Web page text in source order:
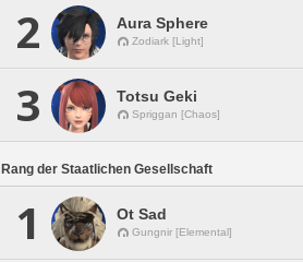
2 Aura Sphere
Zodiark [Light]
3 Totsu Geki
Spriggan [Chaos]
Rang der Staatlichen Gesellschaft
1 Ot Sad
Gungnir [Elemental]